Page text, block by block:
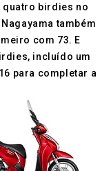
quatro birdies no
também
com 73. E
incluído um
para completar a